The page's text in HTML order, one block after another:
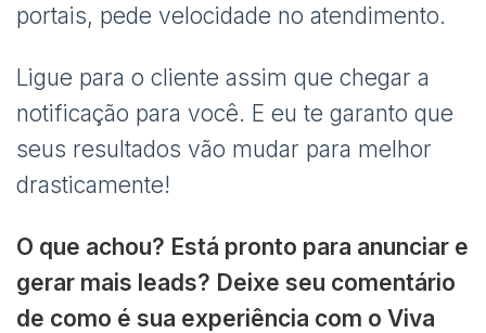
portais, pede velocidade no atendimento.
Ligue para o cliente assim que chegar a
notificação para você. E eu te garanto que
seus resultados vão mudar para melhor
drasticamente!
O que achou? Está pronto para anunciar e
gerar mais leads? Deixe seu comentário
de como é sua experiência com o Viva